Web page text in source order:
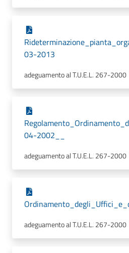
03-2013
adeguamento al T.U.E.L. 267-2000
04-2002__
adeguamento al T.U.E.L. 267-2000
adeguamento al T.U.E.L. 267-2000